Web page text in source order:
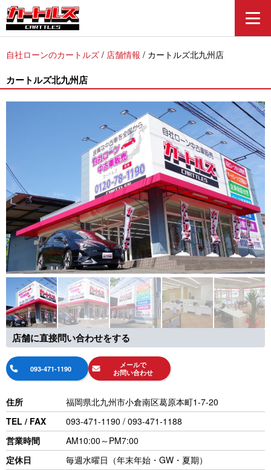
自社ローンのカートルズ / 店舗情報 / カートルズ北九州店
カートルズ北九州店
店舗に直接問い合わせをする
093-471-1190
メールで
お問い合わせ
住所
福岡県北九州市小倉南区葛原本町1-7-20
TEL / FAX
093-471-1190 / 093-471-1188
営業時間
AM10:00～PM7:00
定休日
毎週水曜日（年末年始・GW・夏期）